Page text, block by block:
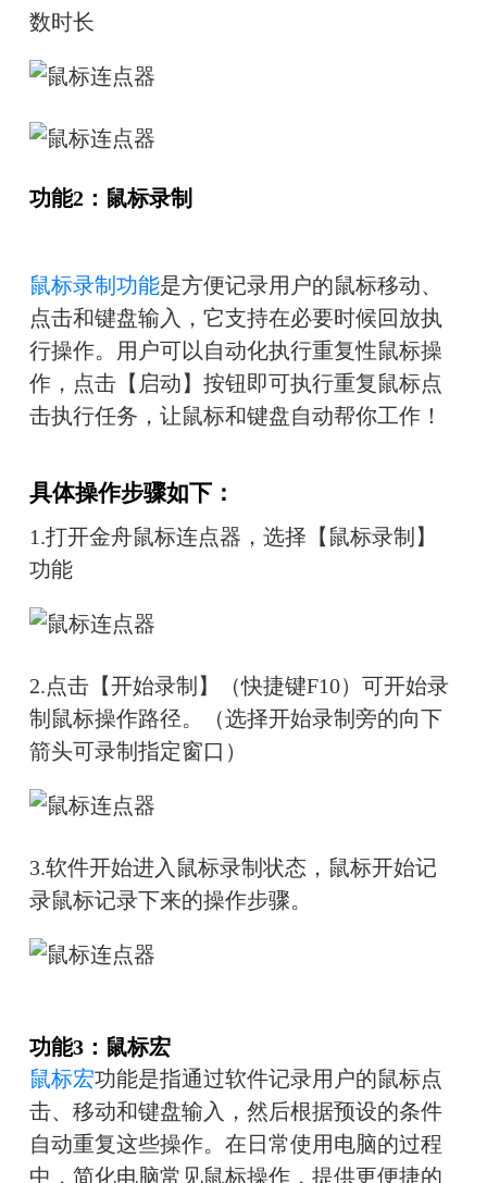
数时长
功能2：鼠标录制
鼠标录制功能是方便记录用户的鼠标移动、
点击和键盘输入，它支持在必要时候回放执
行操作。用户可以自动化执行重复性鼠标操
作，点击【启动】按钮即可执行重复鼠标点
击执行任务，让鼠标和键盘自动帮你工作！
具体操作步骤如下：
1.打开金舟鼠标连点器，选择【鼠标录制】
功能
2.点击【开始录制】（快捷键F10）可开始录
制鼠标操作路径。（选择开始录制旁的向下
箭头可录制指定窗口）
3.软件开始进入鼠标录制状态，鼠标开始记
录鼠标记录下来的操作步骤。
功能3：鼠标宏
鼠标宏功能是指通过软件记录用户的鼠标点
击、移动和键盘输入，然后根据预设的条件
自动重复这些操作。在日常使用电脑的过程
中，简化电脑常见鼠标操作，提供更便捷的